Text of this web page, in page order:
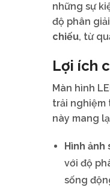
những sự
độ phân
chiếu, từ
Lợi ích
Màn hình
trải nghiệm
này mang
Hình
với độ
sống